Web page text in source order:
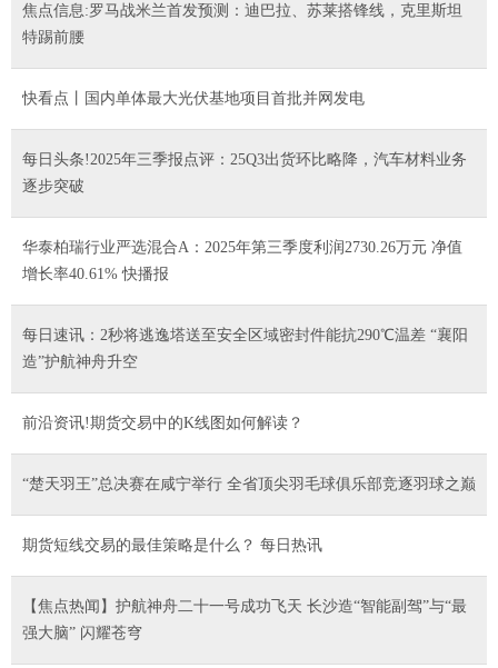
焦点信息:罗马战米兰首发预测：迪巴拉、苏莱搭锋线，克里斯坦
特踢前腰
快看点丨国内单体最大光伏基地项目首批并网发电
每日头条!2025年三季报点评：25Q3出货环比略降，汽车材料业务
逐步突破
华泰柏瑞行业严选混合A：2025年第三季度利润2730.26万元 净值
增长率40.61% 快播报
每日速讯：2秒将逃逸塔送至安全区域密封件能抗290℃温差 “襄阳
造”护航神舟升空
前沿资讯!期货交易中的K线图如何解读？
“楚天羽王”总决赛在咸宁举行 全省顶尖羽毛球俱乐部竞逐羽球之巅
期货短线交易的最佳策略是什么？ 每日热讯
【焦点热闻】护航神舟二十一号成功飞天 长沙造“智能副驾”与“最
强大脑” 闪耀苍穹